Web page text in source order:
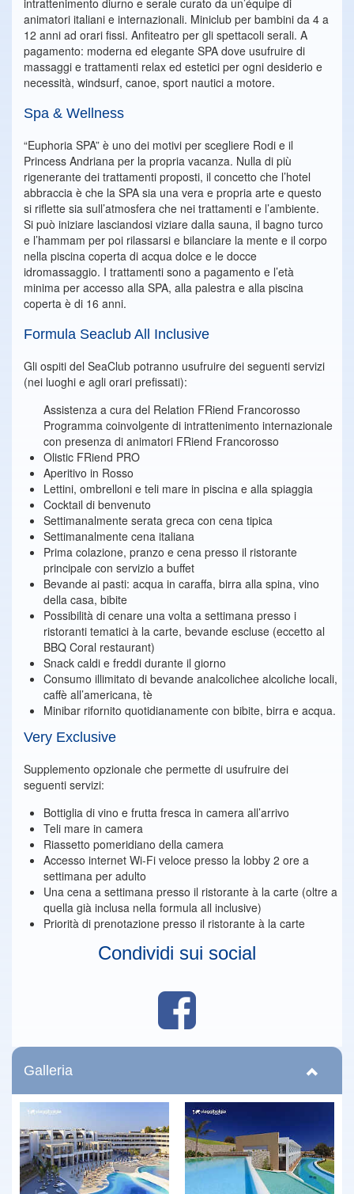
intrattenimento diurno e serale curato da un’équipe di
animatori italiani e internazionali. Miniclub per bambini da 4 a
12 anni ad orari fissi. Anfiteatro per gli spettacoli serali. A
pagamento: moderna ed elegante SPA dove usufruire di
massaggi e trattamenti relax ed estetici per ogni desiderio e
necessità, windsurf, canoe, sport nautici a motore.
Spa & Wellness
“Euphoria SPA” è uno dei motivi per scegliere Rodi e il
Princess Andriana per la propria vacanza. Nulla di più
rigenerante dei trattamenti proposti, il concetto che l’hotel
abbraccia è che la SPA sia una vera e propria arte e questo
si riflette sia sull’atmosfera che nei trattamenti e l’ambiente.
Si può iniziare lasciandosi viziare dalla sauna, il bagno turco
e l’hammam per poi rilassarsi e bilanciare la mente e il corpo
nella piscina coperta di acqua dolce e le docce
idromassaggio. I trattamenti sono a pagamento e l’età
minima per accesso alla SPA, alla palestra e alla piscina
coperta è di 16 anni.
Formula Seaclub All Inclusive
Gli ospiti del SeaClub potranno usufruire dei seguenti servizi
(nei luoghi e agli orari prefissati):
Assistenza a cura del Relation FRiend Francorosso
Programma coinvolgente di intrattenimento internazionale
con presenza di animatori FRiend Francorosso
Olistic FRiend PRO
Aperitivo in Rosso
Lettini, ombrelloni e teli mare in piscina e alla spiaggia
Cocktail di benvenuto
Settimanalmente serata greca con cena tipica
Settimanalmente cena italiana
Prima colazione, pranzo e cena presso il ristorante
principale con servizio a buffet
Bevande ai pasti: acqua in caraffa, birra alla spina, vino
della casa, bibite
Possibilità di cenare una volta a settimana presso i
ristoranti tematici à la carte, bevande escluse (eccetto al
BBQ Coral restaurant)
Snack caldi e freddi durante il giorno
Consumo illimitato di bevande analcolichee alcoliche locali,
caffè all’americana, tè
Minibar rifornito quotidianamente con bibite, birra e acqua.
Very Exclusive
Supplemento opzionale che permette di usufruire dei
seguenti servizi:
Bottiglia di vino e frutta fresca in camera all’arrivo
Teli mare in camera
Riassetto pomeridiano della camera
Accesso internet Wi-Fi veloce presso la lobby 2 ore a
settimana per adulto
Una cena a settimana presso il ristorante à la carte (oltre a
quella già inclusa nella formula all inclusive)
Priorità di prenotazione presso il ristorante à la carte
Condividi sui social
Galleria